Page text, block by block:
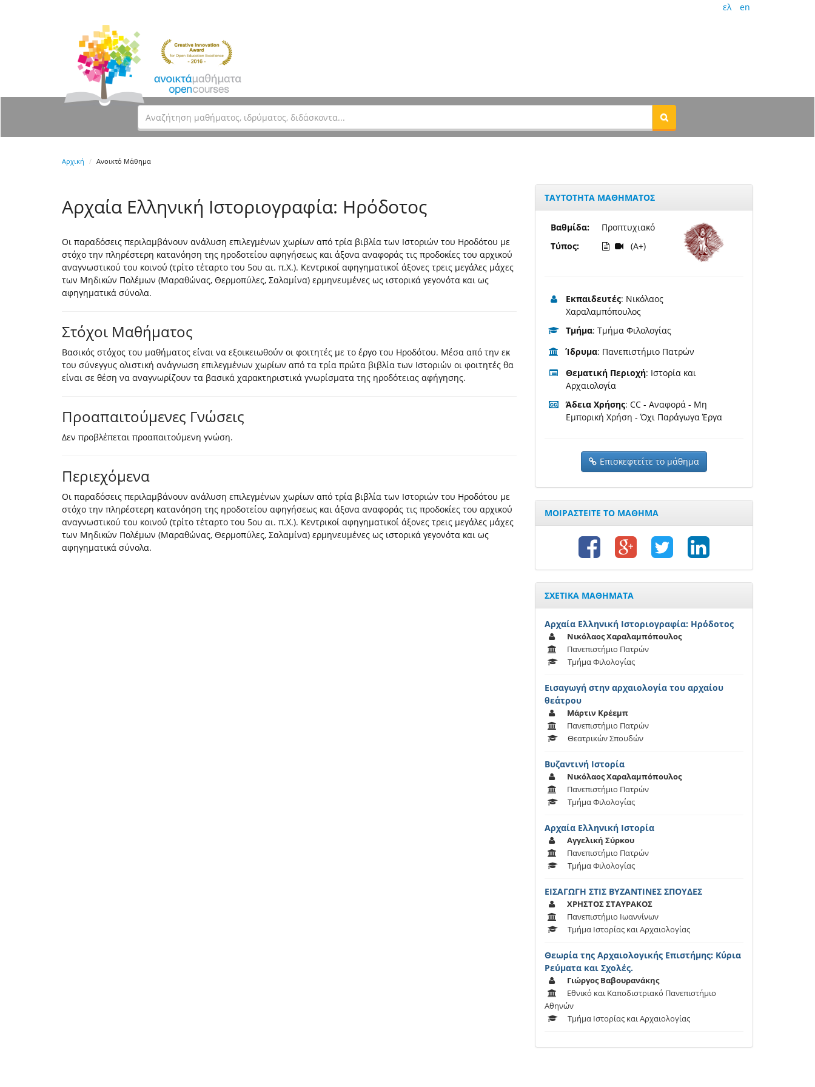
ελ en
Αρχική Ανοικτό Μάθημα
Αρχαία Ελληνική Ιστοριογραφία: Ηρόδοτος
Οι παραδόσεις περιλαμβάνουν ανάλυση επιλεγμένων χωρίων από τρία βιβλία των Ιστοριών του Ηροδότου με
στόχο την πληρέστερη κατανόηση της ηροδοτείου αφηγήσεως και άξονα αναφοράς τις προδοκίες του αρχικού
αναγνωστικού του κοινού (τρίτο τέταρτο του 5ου αι. π.Χ.). Κεντρικοί αφηγηματικοί άξονες τρεις μεγάλες μάχες
των Μηδικών Πολέμων (Μαραθώνας, Θερμοπύλες, Σαλαμίνα) ερμηνευμένες ως ιστορικά γεγονότα και ως
αφηγηματικά σύνολα.
Στόχοι Μαθήματος
Βασικός στόχος του μαθήματος είναι να εξοικειωθούν οι φοιτητές με το έργο του Ηροδότου. Μέσα από την εκ
του σύνεγγυς ολιστική ανάγνωση επιλεγμένων χωρίων από τα τρία πρώτα βιβλία των Ιστοριών οι φοιτητές θα
είναι σε θέση να αναγνωρίζουν τα βασικά χαρακτηριστικά γνωρίσματα της ηροδότειας αφήγησης.
Προαπαιτούμενες Γνώσεις
Δεν προβλέπεται προαπαιτούμενη γνώση.
Περιεχόμενα
Οι παραδόσεις περιλαμβάνουν ανάλυση επιλεγμένων χωρίων από τρία βιβλία των Ιστοριών του Ηροδότου με
στόχο την πληρέστερη κατανόηση της ηροδοτείου αφηγήσεως και άξονα αναφοράς τις προδοκίες του αρχικού
αναγνωστικού του κοινού (τρίτο τέταρτο του 5ου αι. π.Χ.). Κεντρικοί αφηγηματικοί άξονες τρεις μεγάλες μάχες
των Μηδικών Πολέμων (Μαραθώνας, Θερμοπύλες, Σαλαμίνα) ερμηνευμένες ως ιστορικά γεγονότα και ως
αφηγηματικά σύνολα.
ΤΑΥΤΟΤΗΤΑ ΜΑΘΗΜΑΤΟΣ
Βαθμίδα:
Τύπος:
Προπτυχιακό
(A+)
Εκπαιδευτές: Νικόλαος
Χαραλαμπόπουλος
Τμήμα: Τμήμα Φιλολογίας
Ίδρυμα: Πανεπιστήμιο Πατρών
Θεματική Περιοχή: Ιστορία και
Αρχαιολογία
Άδεια Χρήσης: CC - Αναφορά - Μη
Εμπορική Χρήση - Όχι Παράγωγα Έργα
Επισκεφτείτε το μάθημα
ΜΟΙΡΑΣΤΕΙΤΕ ΤΟ ΜΑΘΗΜΑ
ΣΧΕΤΙΚΑ ΜΑΘΗΜΑΤΑ
Αρχαία Ελληνική Ιστοριογραφία: Ηρόδοτος
Νικόλαος Χαραλαμπόπουλος
Πανεπιστήμιο Πατρών
Τμήμα Φιλολογίας
Εισαγωγή στην αρχαιολογία του αρχαίου
θεάτρου
Μάρτιν Κρέεμπ
Πανεπιστήμιο Πατρών
Θεατρικών Σπουδών
Βυζαντινή Ιστορία
Νικόλαος Χαραλαμπόπουλος
Πανεπιστήμιο Πατρών
Τμήμα Φιλολογίας
Αρχαία Ελληνική Ιστορία
Αγγελική Σύρκου
Πανεπιστήμιο Πατρών
Τμήμα Φιλολογίας
ΕΙΣΑΓΩΓΗ ΣΤΙΣ ΒΥΖΑΝΤΙΝΕΣ ΣΠΟΥΔΕΣ
ΧΡΗΣΤΟΣ ΣΤΑΥΡΑΚΟΣ
Πανεπιστήμιο Ιωαννίνων
Τμήμα Ιστορίας και Αρχαιολογίας
Θεωρία της Αρχαιολογικής Επιστήμης: Κύρια
Ρεύματα και Σχολές.
Γιώργος Βαβουρανάκης
Εθνικό και Καποδιστριακό Πανεπιστήμιο
Αθηνών
Τμήμα Ιστορίας και Αρχαιολογίας